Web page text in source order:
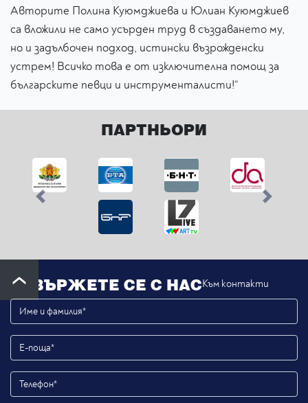
Авторите Полина Куюмджиева и Юлиан Куюмджиев
са вложили не само усърден труд в създаването му,
но и задълбочен подход, истински възрожденски
устрем! Всичко това е от изключителна помощ за
българските певци и инструменталисти!“
ПАРТНЬОРИ
Previous Next
СВЪРЖЕТЕ СЕ С НАСКъм контакти